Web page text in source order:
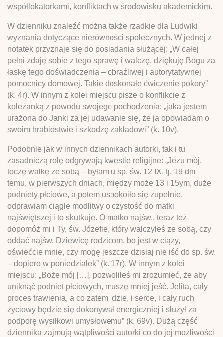
współlokatorkami, konfliktach w środowisku akademickim.
W dzienniku znaleźć można także rzadkie dla Ludwiki
wyznania dotyczące nierówności społecznych. W jednej z
notatek przyznaje się do posiadania służącej: „W całej
pełni zdaję sobie z tego sprawę i walczę, dziękuję Bogu za
łaskę tego doświadczenia – obraźliwej i autorytatywnej
pomocnicy domowej. Takie doskonałe ćwiczenie pokory”
(k. 4r). W innym z kolei miejscu pisze o konflikcie z
koleżanką z powodu swojego pochodzenia: „jaka jestem
urażona do Janki za jej udawanie się, że ja opowiadam o
swoim hrabiostwie i szkodzę zakładowi” (k. 10v).
Podobnie jak w innych dziennikach autorki, tak i tu
zasadniczą rolę odgrywają kwestie religijne: „Jezu mój,
toczę walkę ze sobą – byłam u sp. św. 12 IX, tj. 19 dni
temu, w pierwszych dniach, między może 13 i 15ym, duże
podniety płciowe, a potem uspokoiło się zupełnie,
odprawiam ciągle modlitwy o czystość do matki
najświętszej i to skutkuje. O matko najśw., teraz też
dopomóż mi i Ty, św. Józefie, który walczyłeś ze sobą, czy
oddać najśw. Dziewicę rodzicom, bo jest w ciąży,
oświećcie mnie, czy mogę jeszcze dzisiaj nie iść do sp. św.
– dopiero w poniedziałek” (k. 17r). W innym z kolei
miejscu: „Boże mój […], pozwoliłeś mi zrozumieć, że aby
uniknąć podniet płciowych, muszę mniej jeść. Jelita, cały
proces trawienia, a co zatem idzie, i serce, i cały ruch
życiowy będzie się dokonywał energiczniej i służył za
podporę wysiłkowi umysłowemu” (k. 69v). Dużą część
dziennika zajmują wątpliwości autorki co do jej możliwości